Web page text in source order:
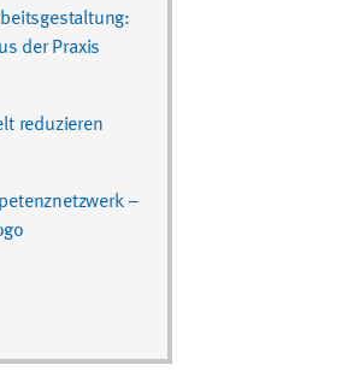
der Praxis
reduzieren
–